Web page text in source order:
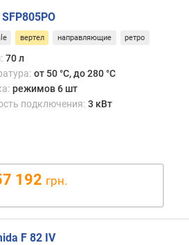
вертел направляющие ретро
70 л
от 50 °C, до 280 °C
режимов 6 шт
подключения: 3 кВт
192 грн.
F 82 IV